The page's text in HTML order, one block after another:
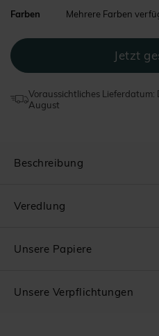
Farben Mehrere Farben
Voraussichtliches Lieferdatum:
August
Beschreibung
Veredlung
Unsere Papiere
Unsere Verpflichtungen